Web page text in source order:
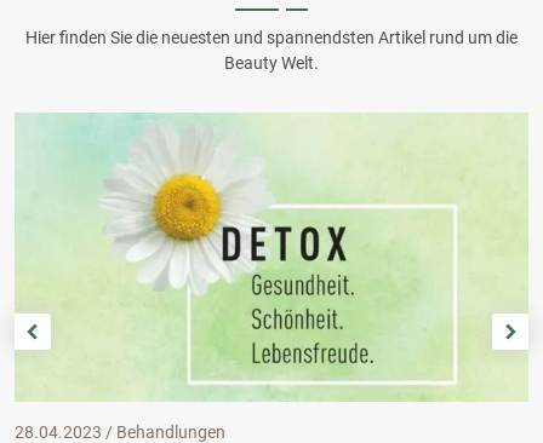
Hier finden Sie die neuesten und spannendsten Artikel rund um die
Beauty Welt.
28.04.2023 / Behandlungen